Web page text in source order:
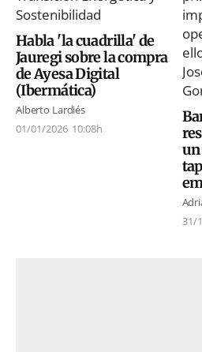
Habla 'la cuadrilla' de
Jauregi sobre la compra
de Ayesa Digital
(Ibermática)
Alberto Lardiés
01/01/2026 10:08h
un
31/